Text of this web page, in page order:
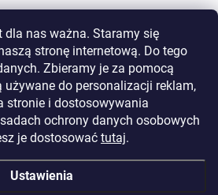
nas ważna. Staramy się
stronę internetową. Do tego
Zbieramy je za pomocą
używane do personalizacji reklam,
stronie i dostosowywania
ochrony danych osobowych
je dostosować tutaj.
Ustawienia